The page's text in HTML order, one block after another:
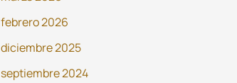
febrero 2026
diciembre 2025
septiembre 2024